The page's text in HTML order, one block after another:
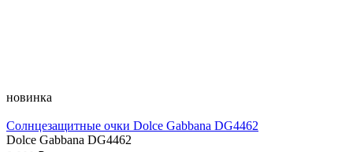
новинка
Солнцезащитные очки Dolce Gabbana DG4462
Dolce Gabbana DG4462